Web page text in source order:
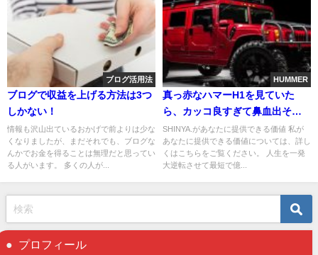
ブログ活用法
ブログで収益を上げる方法は3つ
しかない！
情報も沢山出ているおかげで前よりは少な
くなりましたが、まだそれでも、ブログな
んかでお金を得ることは無理だと思ってい
る人がいます。 多くの人が...
HUMMER
真っ赤なハマーH1を見ていた
ら、カッコ良すぎて鼻血出そう
になった
SHINYA.があなたに提供できる価値 私が
あなたに提供できる価値については、詳し
くはこちらをご覧ください。 人生を一発
大逆転させて最短で億...
プロフィール